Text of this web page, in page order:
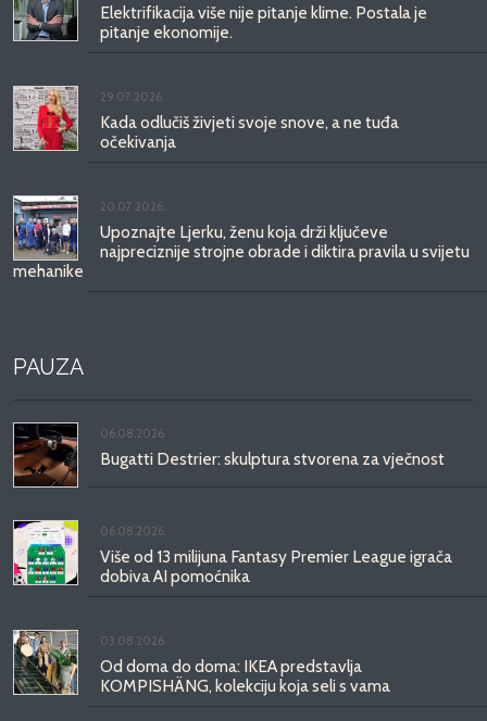
Elektrifikacija više nije pitanje klime. Postala je
pitanje ekonomije.
29.07.2026.
Kada odlučiš živjeti svoje snove, a ne tuđa
očekivanja
20.07.2026.
Upoznajte Ljerku, ženu koja drži ključeve
najpreciznije strojne obrade i diktira pravila u svijetu
mehanike
PAUZA
06.08.2026.
Bugatti Destrier: skulptura stvorena za vječnost
06.08.2026.
Više od 13 milijuna Fantasy Premier League igrača
dobiva AI pomoćnika
03.08.2026.
Od doma do doma: IKEA predstavlja
KOMPISHÄNG, kolekciju koja seli s vama